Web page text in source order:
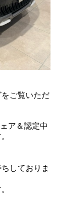
ご覧いただ
ア＆認定中
しておりま